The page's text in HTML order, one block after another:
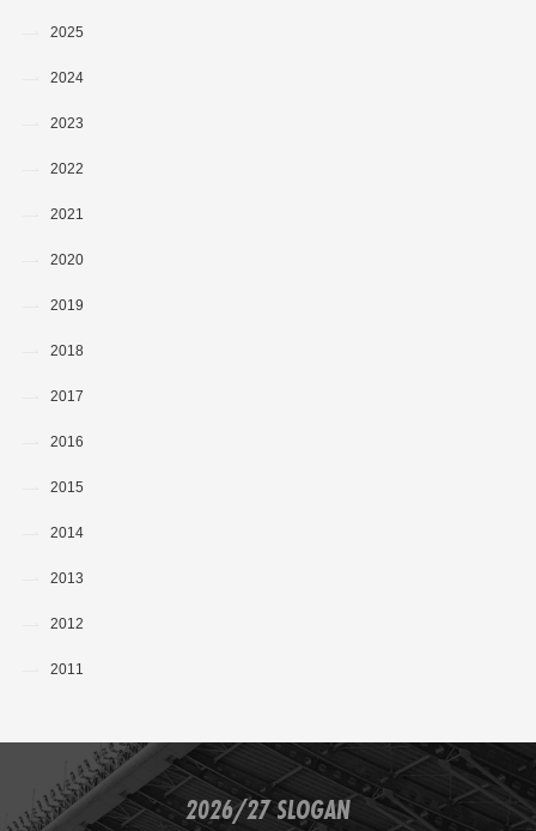
2025
2024
2023
2022
2021
2020
2019
2018
2017
2016
2015
2014
2013
2012
2011
2026/27 SLOGAN